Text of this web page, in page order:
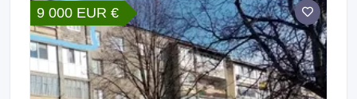
9 000 EUR €